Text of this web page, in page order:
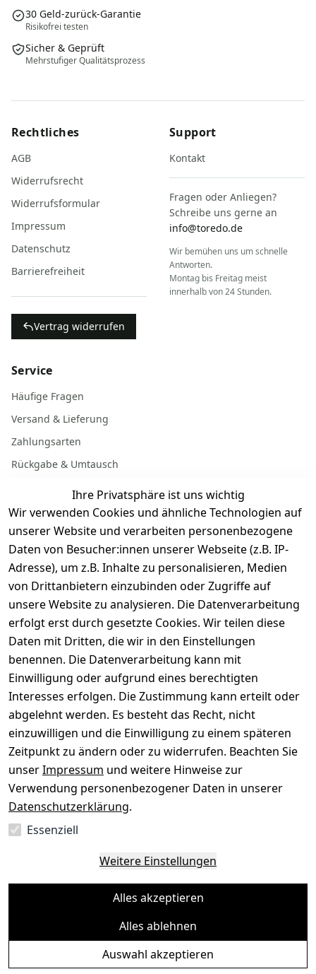
Ihre Privatsphäre ist uns wichtig
Wir verwenden Cookies und ähnliche Technologien auf
unserer Website und verarbeiten personenbezogene
Daten von Besucher:innen unserer Webseite (z.B. IP-
Adresse), um z.B. Inhalte zu personalisieren, Medien
von Drittanbietern einzubinden oder Zugriffe auf
unsere Website zu analysieren. Die Datenverarbeitung
erfolgt erst durch gesetzte Cookies. Wir teilen diese
Daten mit Dritten, die wir in den Einstellungen
benennen. Die Datenverarbeitung kann mit
Einwilligung oder aufgrund eines berechtigten
Interesses erfolgen. Die Zustimmung kann erteilt oder
abgelehnt werden. Es besteht das Recht, nicht
einzuwilligen und die Einwilligung zu einem späteren
Zeitpunkt zu ändern oder zu widerrufen. Beachten Sie
unserImpressum und weitere Hinweise zur
Verwendung personenbezogener Daten in unserer
Datenschutzerklärung.
Essenziell
Weitere Einstellungen
Alles akzeptieren
Alles ablehnen
Auswahl akzeptieren
30 Geld-zurück-Garantie
Risikofrei testen
Sicher & Geprüft
Mehrstufiger Qualitätsprozess
Rechtliches
AGB
Widerrufsrecht
Widerrufsformular
Impressum
Datenschutz
Barrierefreiheit
Vertrag widerrufen
Support
Kontakt
Fragen oder Anliegen?
Schreibe uns gerne an
info@toredo.de
Wir bemühen uns um schnelle
Antworten.
Montag bis Freitag meist
innerhalb von 24 Stunden.
Service
Häufige Fragen
Versand & Lieferung
Zahlungsarten
Rückgabe & Umtausch
Batterieentsorgung
Gerät verkaufen
Dein altes Gerät ist bares Geld wert. Festpreis in
wenigen Minuten, kostenfrei einsenden, Auszahlung
aufs Konto.
Gerät verkaufen
Sichere Zahlungsarten
SEPA Bank
Sicherheit
Deine Daten. Sicher. Vertraulich.
Ein Baum pro Bestellung